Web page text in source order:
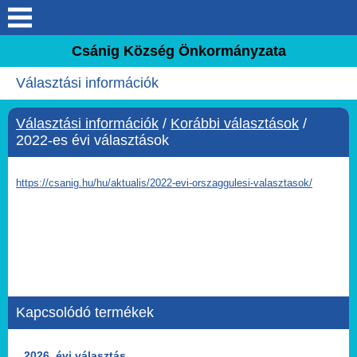
Keresés
Köszöntő
Elérhetőségek
Önkormányzat
Közérdekű adatok
Csánig Község Önkormányzata
Választási információk
Választási információk / Korábbi választások /
2022-es évi választások
https://csanig.hu/hu/aktualis/2022-evi-orszaggulesi-valasztasok/
Kapcsolódó termékek